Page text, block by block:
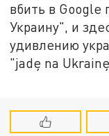
вбить в Google
Украину", и
удивлению
"jadę na